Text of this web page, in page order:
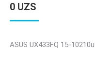
0 UZS
ASUS UX433FQ 15-